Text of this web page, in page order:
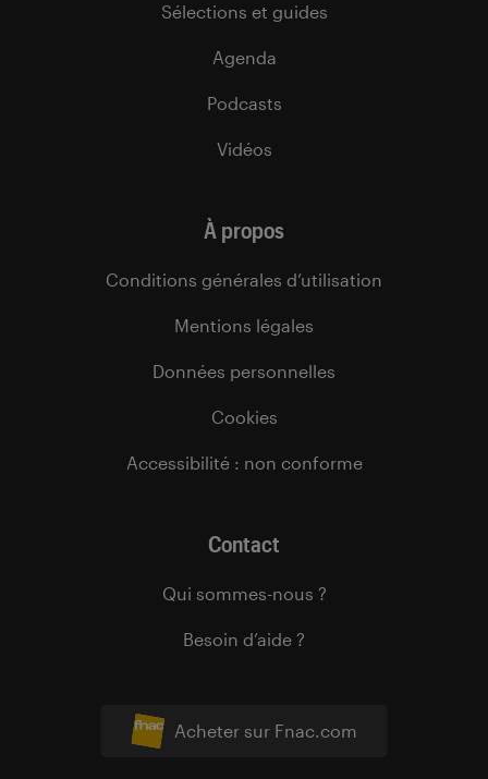
Acheter sur Fnac.com
Sélections et guides
Agenda
Podcasts
Vidéos
À propos
Conditions générales d’utilisation
Mentions légales
Données personnelles
Cookies
Accessibilité : non conforme
Contact
Qui sommes-nous ?
Besoin d’aide ?